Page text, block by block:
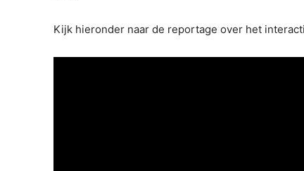
Kijk hieronder naar de reportage over het